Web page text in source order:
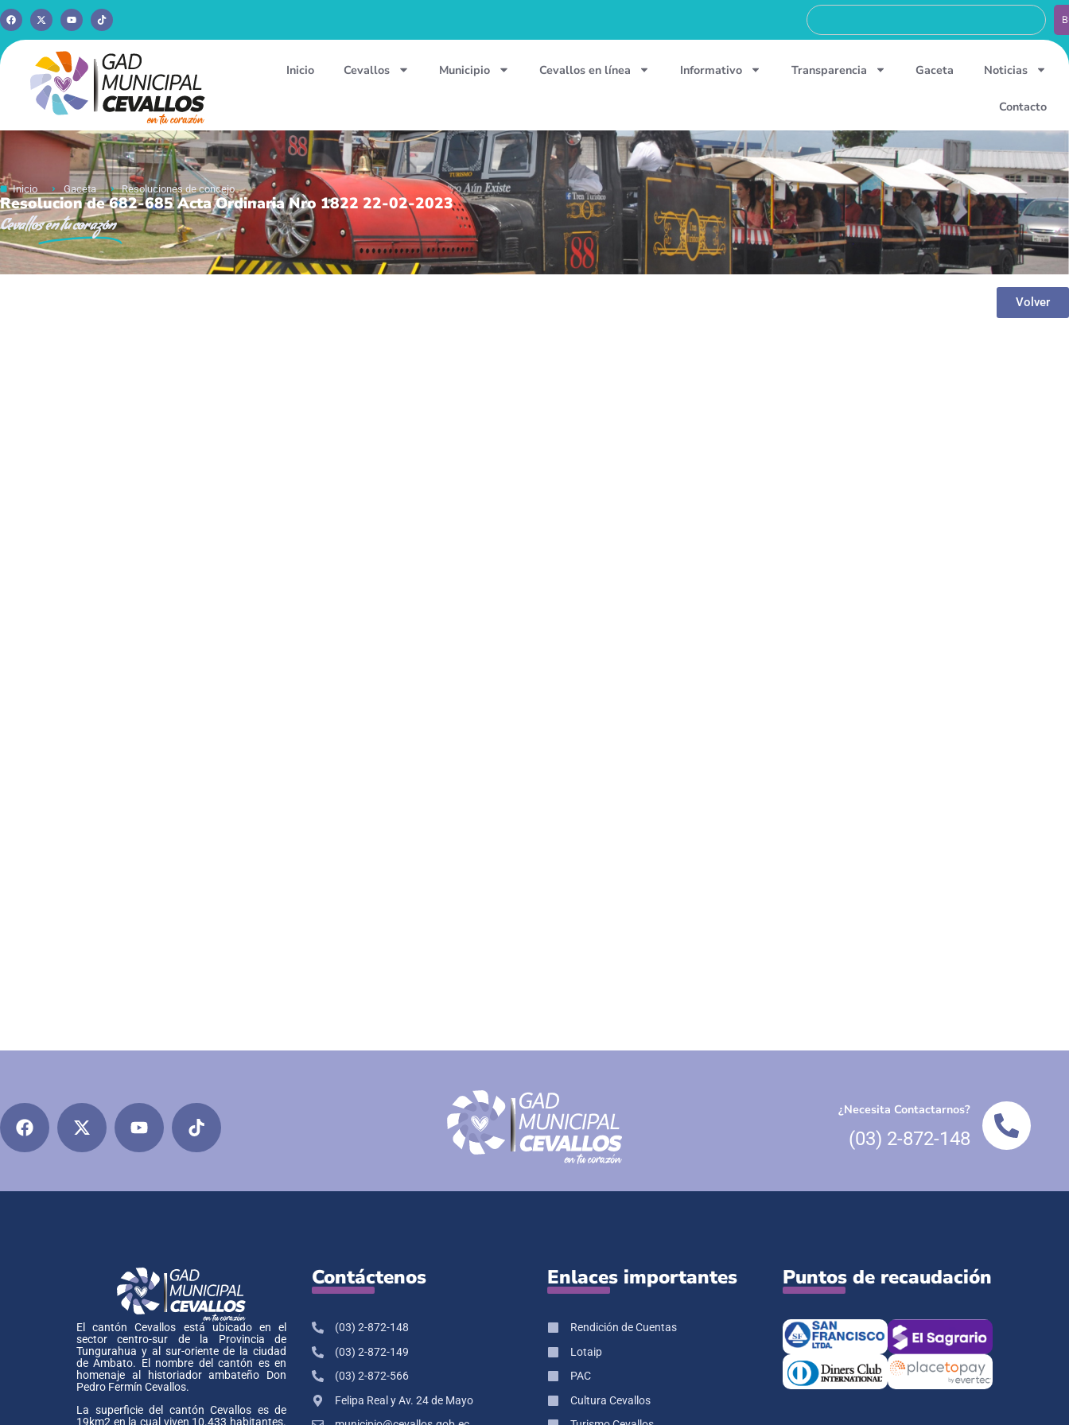
Inicio Cevallos Municipio Cevallos en línea Informativo Transparencia Gaceta Noticias
Contacto
Inicio Gaceta Resoluciones de concejo
Resolucion de 682-685 Acta Ordinaria Nro 1822 22-02-2023
Cevallosen tu corazón
Volver
¿Necesita Contactarnos?
(03) 2-872-148
El cantón Cevallos está ubicado en el
sector centro-sur de la Provincia de
Tungurahua y al sur-oriente de la ciudad
de Ambato. El nombre del cantón es en
homenaje al historiador ambateño Don
Pedro Fermín Cevallos.
La superficie del cantón Cevallos es de
Contáctenos
(03) 2-872-148
(03) 2-872-149
(03) 2-872-566
Felipa Real y Av. 24 de Mayo
Enlaces importantes
Rendición de Cuentas
Lotaip
PAC
Cultura Cevallos
Puntos de recaudación